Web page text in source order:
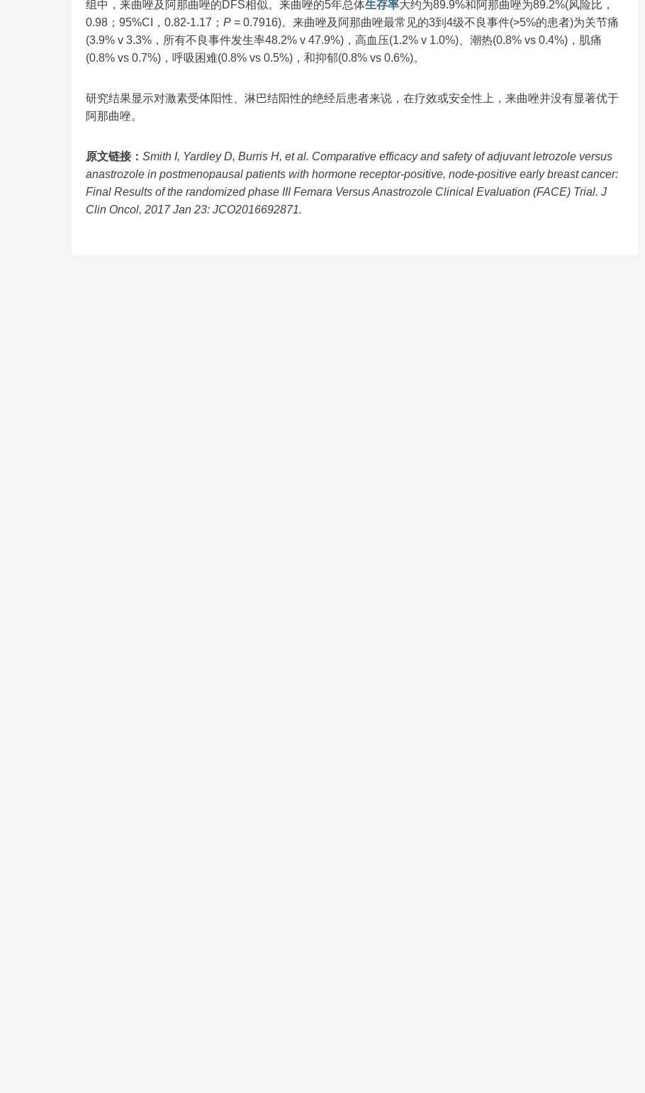
组中，来曲唑及阿那曲唑的DFS相似。来曲唑的5年总体生存率大约为89.9%和阿那曲唑为89.2%(风险比，
0.98；95%CI，0.82-1.17； P = 0.7916)。来曲唑及阿那曲唑最常见的3到4级不良事件(>5%的患者)为关节痛
(3.9% v 3.3%，所有不良事件发生率48.2% v 47.9%)，高血压(1.2% v 1.0%)、潮热(0.8% vs 0.4%)，肌痛
(0.8% vs 0.7%)，呼吸困难(0.8% vs 0.5%)，和抑郁(0.8% vs 0.6%)。
研究结果显示对激素受体阳性、淋巴结阳性的绝经后患者来说，在疗效或安全性上，来曲唑并没有显著优于
阿那曲唑。
原文链接： Smith I, Yardley D, Burris H, et al. Comparative efficacy and safety of adjuvant letrozole versus
anastrozole in postmenopausal patients with hormone receptor-positive, node-positive early breast cancer:
Final Results of the randomized phase III Femara Versus Anastrozole Clinical Evaluation (FACE) Trial. J
Clin Oncol, 2017 Jan 23: JCO2016692871.